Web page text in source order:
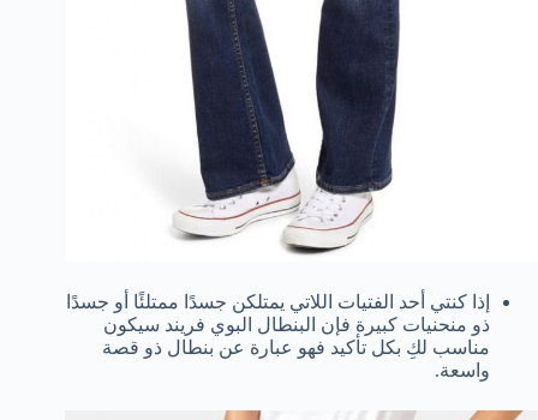
إذا كنتي أحد الفتيات اللاتي يمتلكن جسدًا ممتلئًا أو جسدًا
ذو منحنيات كبيرة فإن البنطال البوي فريند سيكون
مناسب لكِ بكل تأكيد فهو عبارة عن بنطال ذو قصة
واسعة.